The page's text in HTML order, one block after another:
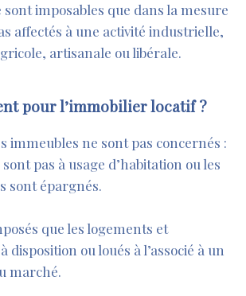
sont imposables que dans la mesure
affectés à une activité industrielle,
artisanale ou libérale.
pour l’immobilier locatif ?
immeubles ne sont pas concernés :
pas à usage d’habitation ou les
sont épargnés.
que les logements et
disposition ou loués à l’associé à un
marché.